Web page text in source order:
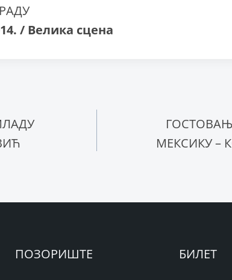
/ Велика сцена
МЕКСИКУ –
ПОЗОРИШТЕ БИЛЕТ